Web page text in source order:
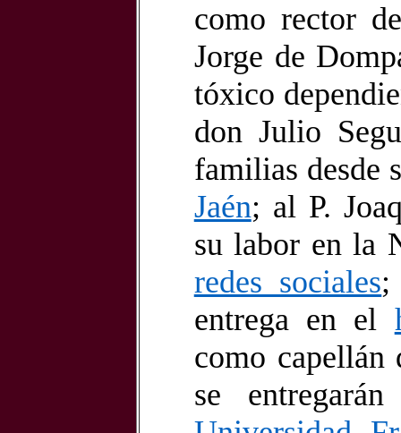
como rector
Jorge de
tóxico
don Julio
familias desde
Jaén; al P.
su labor en la
redes sociales;
entrega en el
como capellán
se